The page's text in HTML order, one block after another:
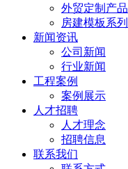
外贸定制产品
房建模板系列
新闻资讯
公司新闻
行业新闻
工程案例
案例展示
人才招聘
人才理念
招聘信息
联系我们